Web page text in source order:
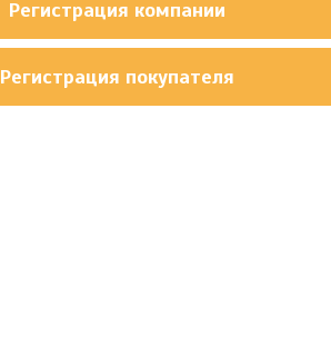
Регистрация компании
Регистрация покупателя